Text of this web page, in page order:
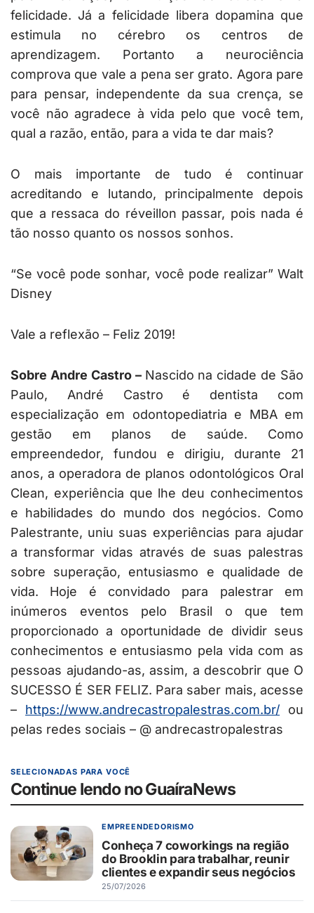
felicidade. Já a felicidade libera dopamina que
estimula no cérebro os centros de
aprendizagem. Portanto a neurociência
comprova que vale a pena ser grato. Agora pare
para pensar, independente da sua crença, se
você não agradece à vida pelo que você tem,
qual a razão, então, para a vida te dar mais?
O mais importante de tudo é continuar
acreditando e lutando, principalmente depois
que a ressaca do réveillon passar, pois nada é
tão nosso quanto os nossos sonhos.
“Se você pode sonhar, você pode realizar” Walt
Disney
Vale a reflexão – Feliz 2019!
Sobre Andre Castro – Nascido na cidade de São
Paulo, André Castro é dentista com
especialização em odontopediatria e MBA em
gestão em planos de saúde. Como
empreendedor, fundou e dirigiu, durante 21
anos, a operadora de planos odontológicos Oral
Clean, experiência que lhe deu conhecimentos
e habilidades do mundo dos negócios. Como
Palestrante, uniu suas experiências para ajudar
a transformar vidas através de suas palestras
sobre superação, entusiasmo e qualidade de
vida. Hoje é convidado para palestrar em
inúmeros eventos pelo Brasil o que tem
proporcionado a oportunidade de dividir seus
conhecimentos e entusiasmo pela vida com as
pessoas ajudando-as, assim, a descobrir que O
SUCESSO É SER FELIZ. Para saber mais, acesse
– https://www.andrecastropalestras.com.br/ ou
pelas redes sociais – @ andrecastropalestras
SELECIONADAS PARA VOCÊ
Continue lendo no GuaíraNews
EMPREENDEDORISMO
Conheça 7 coworkings na região
do Brooklin para trabalhar, reunir
clientes e expandir seus negócios
25/07/2026